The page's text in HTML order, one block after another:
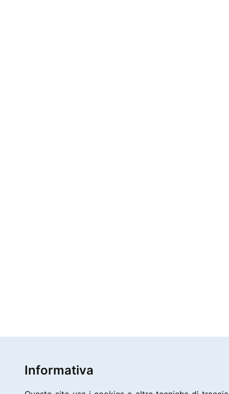
Informativa